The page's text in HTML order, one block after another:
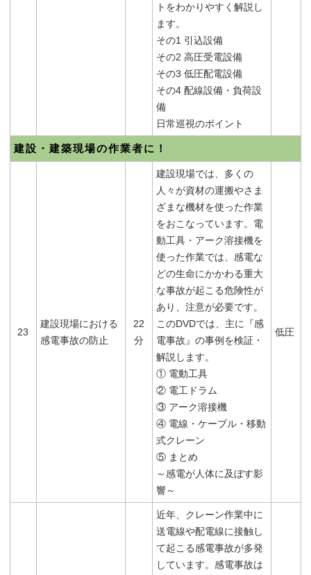
トをわかりやすく解説し
ます。
その1 引込設備
その2 高圧受電設備
その3 低圧配電設備
その4 配線設備・負荷設
備
日常巡視のポイント
建設・建築現場の作業者に！
23
建設現場における
感電事故の防止
22
分
建設現場では、多くの
人々が資材の運搬やさま
ざまな機材を使った作業
をおこなっています。電
動工具・アーク溶接機を
使った作業では、感電な
どの生命にかかわる重大
な事故が起こる危険性が
あり、注意が必要です。
このDVDでは、主に『感
電事故』の事例を検証・
解説します。
① 電動工具
② 電工ドラム
③ アーク溶接機
④ 電線・ケーブル・移動
式クレーン
⑤ まとめ
～感電が人体に及ぼす影
響～
低圧
近年、クレーン作業中に
送電線や配電線に接触し
て起こる感電事故が多発
しています。感電事故は